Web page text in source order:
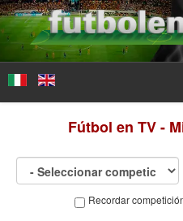
Fútbol en TV -
Recordar